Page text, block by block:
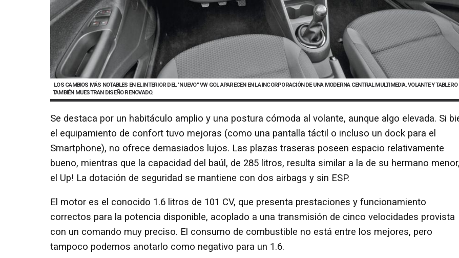
LOS CAMBIOS MÁS NOTABLES EN EL INTERIOR DEL "NUEVO" VW GOL APARECEN EN LA INCORPORACIÓN DE UNA MODERNA CENTRAL MULTIMEDIA. VOLANTE Y TABLERO
TAMBIÉN MUESTRAN DISEÑO RENOVADO.
Se destaca por un habitáculo amplio y una postura cómoda al volante, aunque algo elevada. Si
el equipamiento de confort tuvo mejoras (como una pantalla táctil o incluso un dock para el
Smartphone), no ofrece demasiados lujos. Las plazas traseras poseen espacio relativamente
bueno, mientras que la capacidad del baúl, de 285 litros, resulta similar a la de su hermano
el Up! La dotación de seguridad se mantiene con dos airbags y sin ESP.
El motor es el conocido 1.6 litros de 101 CV, que presenta prestaciones y funcionamiento
correctos para la potencia disponible, acoplado a una transmisión de cinco velocidades provista
con un comando muy preciso. El consumo de combustible no está entre los mejores, pero
tampoco podemos anotarlo como negativo para un 1.6.